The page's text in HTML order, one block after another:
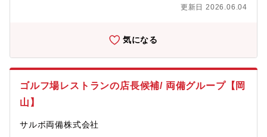
更新日 2026.06.04
気になる
ゴルフ場レストランの店長候補/ 両備グループ【岡
山】
サルボ両備株式会社